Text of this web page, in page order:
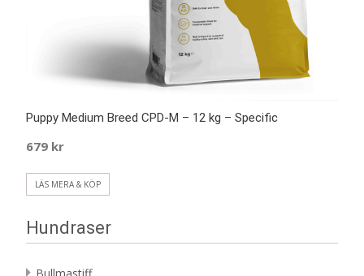
Puppy Medium Breed CPD-M – 12 kg – Specific
679 kr
LÄS MERA & KÖP
Hundraser